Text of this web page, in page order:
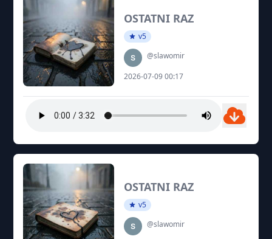
OSTATNI RAZ
v5
@slawomir
2026-07-09 00:17
OSTATNI RAZ
v5
@slawomir